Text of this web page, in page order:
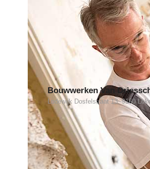
Bouwwerken Van
Lodewijk Dosfelstraat 13, 9160